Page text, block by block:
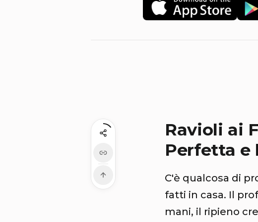
Ravioli ai
Perfetta e
C'è qualcosa di
fatti in casa. Il
mani, il ripieno